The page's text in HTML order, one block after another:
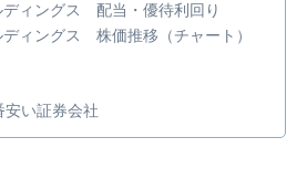
ディングス 配当・優待利回り
ィングス 株価推移（チャート）
安い証券会社